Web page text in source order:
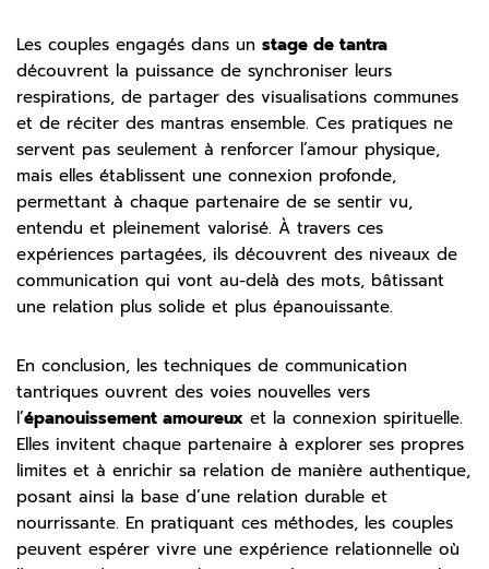
Les couples engagés dans un stage de tantra
découvrent la puissance de synchroniser leurs
respirations, de partager des visualisations communes
et de réciter des mantras ensemble. Ces pratiques ne
servent pas seulement à renforcer l’amour physique,
mais elles établissent une connexion profonde,
permettant à chaque partenaire de se sentir vu,
entendu et pleinement valorisé. À travers ces
expériences partagées, ils découvrent des niveaux de
communication qui vont au-delà des mots, bâtissant
une relation plus solide et plus épanouissante.
En conclusion, les techniques de communication
tantriques ouvrent des voies nouvelles vers
l’épanouissement amoureux et la connexion spirituelle.
Elles invitent chaque partenaire à explorer ses propres
limites et à enrichir sa relation de manière authentique,
posant ainsi la base d’une relation durable et
nourrissante. En pratiquant ces méthodes, les couples
peuvent espérer vivre une expérience relationnelle où